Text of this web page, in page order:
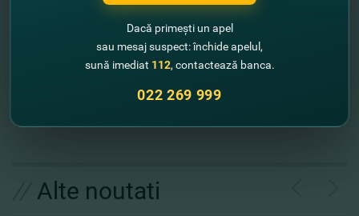
informatiilor sau Utilizaţi chat-ul pe site-ul nostru
Alte noutati
Dacă primești un apel
sau mesaj suspect: închide apelul,
sună imediat 112, contactează banca.
022 269 999